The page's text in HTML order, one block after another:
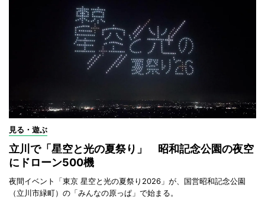
見る・遊ぶ
立川で「星空と光の夏祭り」 昭和記念公園の夜空
にドローン500機
夜間イベント「東京 星空と光の夏祭り2026」が、国営昭和記念公園
（立川市緑町）の「みんなの原っぱ」で始まる。